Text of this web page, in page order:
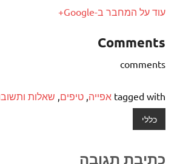
עוד על המחבר ב-Google+
Comments
comments
tagged with אפייה, טיפים, שאלות
כללי
כתיבת תגובה